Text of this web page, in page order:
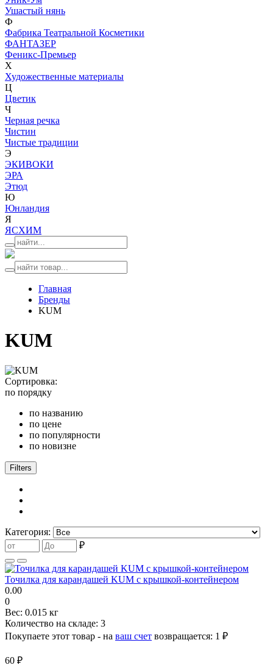
Ушастый нянь
Ф
Фабрика Театральной Косметики
ФАНТАЗЕР
Феникс-Премьер
Х
Художественные материалы
Ц
Цветик
Ч
Черная речка
Чистин
Чистые традиции
Э
ЭКИВОКИ
ЭРА
Этюд
Ю
Юнландия
Я
ЯСХИМ
Главная
Бренды
KUM
KUM
Сортировка:
по порядку
по названию
по цене
по популярности
по новизне
Filters
Категория:
₽
Точилка для карандашей KUM с крышкой-контейнером
0.00
0
Вес: 0.015 кг
Количество на складе: 3
Покупаете этот товар - на ваш счет возвращается: 1 ₽
60 ₽